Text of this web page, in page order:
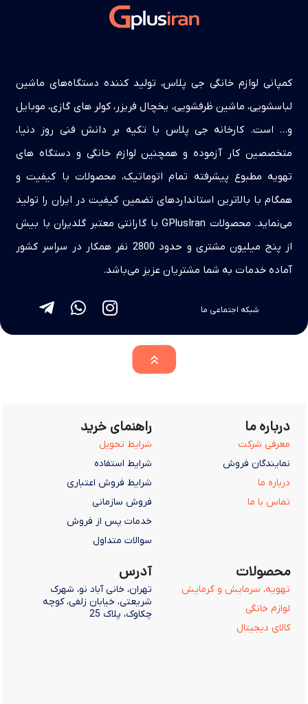
کمپانی لوازم خانگی جی پلاس، تولید کننده دستگاه‌های ماشین
لباسشویی، ماشین ظرفشویی، یخچال فریزر، کولر های گازی، موبایل
و… است. کارخانه جی پلاس با تکیه بر دانش فنی روز دنیا،
متخصصین کار آزموده و همچنین لوازم خانگی و دستگاه های
تهویه مطبوع پیشرفته تمام اتوماتیک، محصولات با کیفیت و
همگام با بالاترین استانداردهای تضمین کیفیت در ایران را تولید
می‌نماید. محصولات GPlusIran با گارانتی معتبر گلدیران با بیش
از پنج میلیون مشتری و حدود 2800 نفر همکار در سراسر کشور
آماده خدمات به شما مشتریان عزیز می‌باشد.
شبکه اجتماعی ما
درباره ما
معرفی شرکت
نمایندگان فروش
درباره ما
تماس با ما
راهنمای خرید
شرایط تحویل
شرایط استفاده
شرایط فروش اعتباری
فروش سازمانی
خدمات پس از فروش
سوالات متداول
محصولات
تهویه، سرمایش و گرمایش
لوازم خانگی
کالای دیجیتال
آدرس
تهران، خانی آباد نو، شهرک
شریعتی، خیابان زلفی، کوچه
چکاوک، پلاک 25